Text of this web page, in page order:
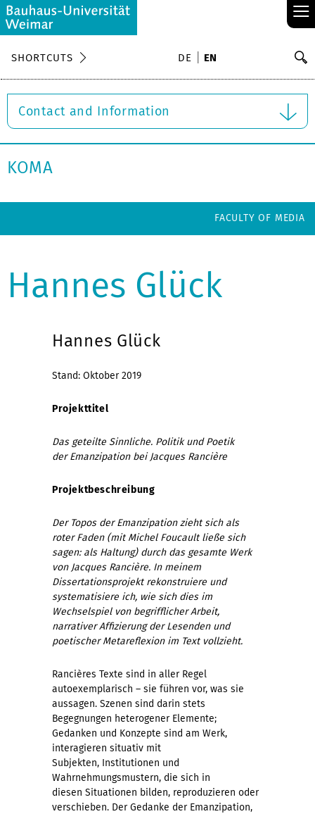
≡
SHORTCUTS DE EN
Contact and Information
KOMA
FACULTY OF MEDIA
Hannes Glück
Hannes Glück
Stand: Oktober 2019
Projekttitel
Das geteilte Sinnliche. Politik und Poetik
der Emanzipation bei Jacques Rancière
Projektbeschreibung
Der Topos der Emanzipation zieht sich als
roter Faden (mit Michel Foucault ließe sich
sagen: als Haltung) durch das gesamte Werk
von Jacques Rancière. In meinem
Dissertationsprojekt rekonstruiere und
systematisiere ich, wie sich dies im
Wechselspiel von begrifflicher Arbeit,
narrativer Affizierung der Lesenden und
poetischer Metareflexion im Text vollzieht.
Rancières Texte sind in aller Regel
autoexemplarisch – sie führen vor, was sie
aussagen. Szenen sind darin stets
Begegnungen heterogener Elemente;
Gedanken und Konzepte sind am Werk,
interagieren situativ mit
Subjekten, Institutionen und
Wahrnehmungsmustern, die sich in
diesen Situationen bilden, reproduzieren oder
verschieben. Der Gedanke der Emanzipation,